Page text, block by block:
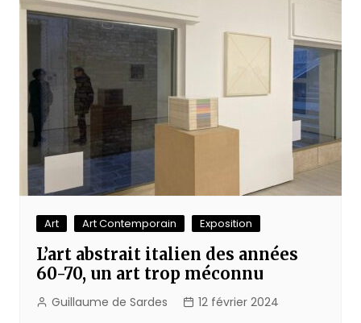
Art Art Contemporain Exposition
L’art abstrait italien des années
60-70, un art trop méconnu
Guillaume de Sardes 12 février 2024